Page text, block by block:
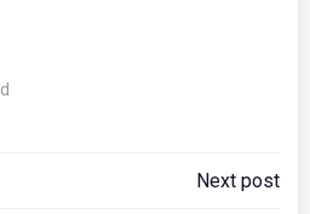
Next post